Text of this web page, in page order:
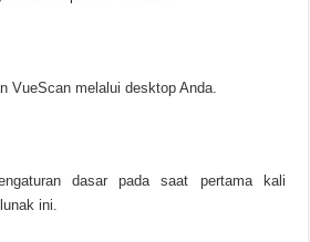
VueScan melalui desktop Anda.
dasar pada saat pertama kali
ini.